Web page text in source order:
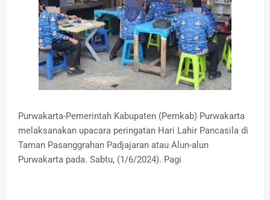
Purwakarta-Pemerintah Kabupaten (Pemkab) Purwakarta
melaksanakan upacara peringatan Hari Lahir Pancasila di
Taman Pasanggrahan Padjajaran atau Alun-alun
Purwakarta pada. Sabtu, (1/6/2024). Pagi